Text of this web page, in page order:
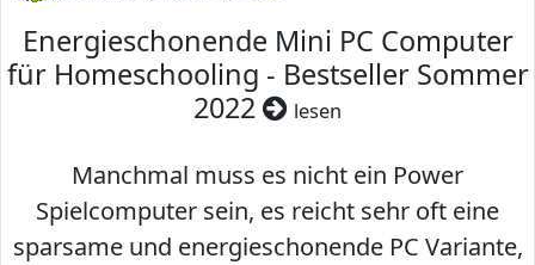
Energieschonende Mini PC Computer
für Homeschooling - Bestseller Sommer
2022
lesen
Manchmal muss es nicht ein Power
Spielcomputer sein, es reicht sehr oft eine
sparsame und energieschonende PC Variante,